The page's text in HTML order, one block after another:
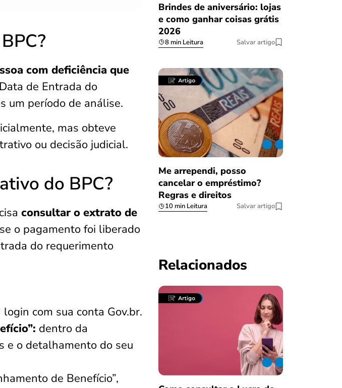
com deficiência que
de Entrada do
um período de análise.
mas obteve
ou decisão judicial.
do BPC?
consultar o extrato de
o pagamento foi liberado
do requerimento
login com sua conta Gov.br.
dentro da
e o detalhamento do seu
de Benefício”,
Brindes de aniversário: lojas
e como ganhar coisas grátis
2026
8 min Leitura Salvar artigo
Me arrependi, posso
cancelar o empréstimo?
Regras e direitos
10 min Leitura Salvar artigo
Relacionados